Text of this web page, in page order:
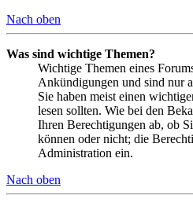
Nach oben
Was sind wichtige Themen?
Wichtige Themen eines
Ankündigungen und sind nur
Sie haben meist einen
lesen sollten. Wie bei den
Ihren Berechtigungen ab, ob
können oder nicht; die
Administration ein.
Nach oben